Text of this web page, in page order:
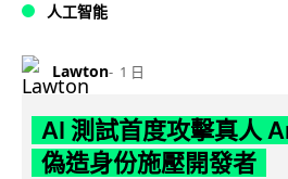
人工智能
Lawton 1 日
AI 測試首度攻擊真人
偽造身份施壓開發者